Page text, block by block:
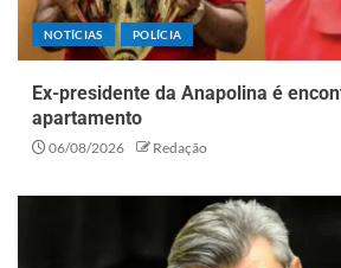
NOTÍCIAS POLÍCIA
Ex-presidente da Anapolina é
apartamento
06/08/2026 Redação